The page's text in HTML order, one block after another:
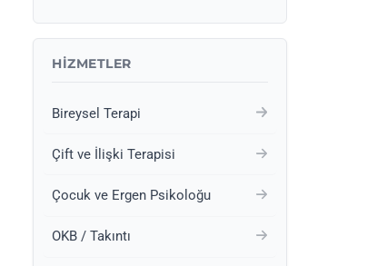
HIZMETLER
Bireysel Terapi
Çift ve İlişki Terapisi
Çocuk ve Ergen Psikoloğu
OKB / Takıntı